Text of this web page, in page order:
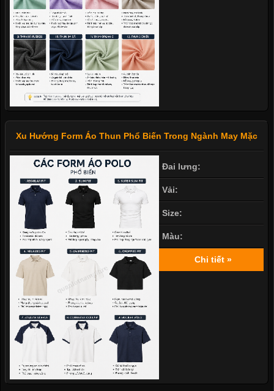
Xu Hướng Form Áo Thun Phổ Biến Trong Ngành May Mặc
Đai lưng:
Vải:
Size:
Màu:
Chi tiết »